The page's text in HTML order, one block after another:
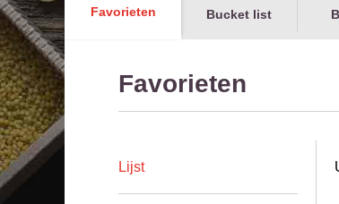
Favorieten Bucket list
Favorieten
Lijst